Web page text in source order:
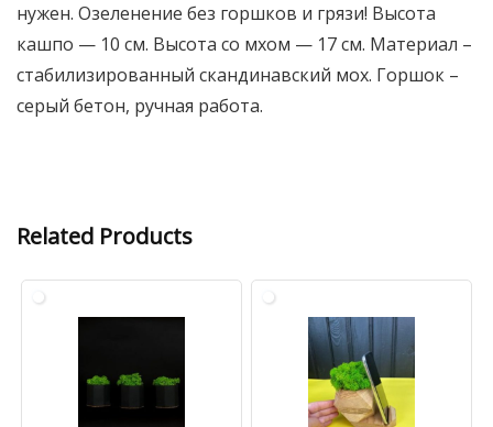
нужен. Озеленение без горшков и грязи! Высота
кашпо — 10 см. Высота со мхом — 17 см. Материал –
стабилизированный скандинавский мох. Горшок –
серый бетон, ручная работа.
Related Products